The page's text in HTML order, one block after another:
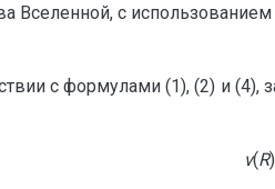
Вселенной, с
с формулами (1), (2) и
ν(R